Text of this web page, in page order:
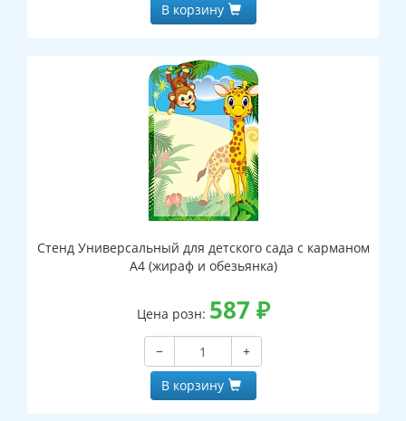
В корзину
Стенд Универсальный для детского сада с карманом
А4 (жираф и обезьянка)
Цена розн: 587 ₽
−
+
В корзину